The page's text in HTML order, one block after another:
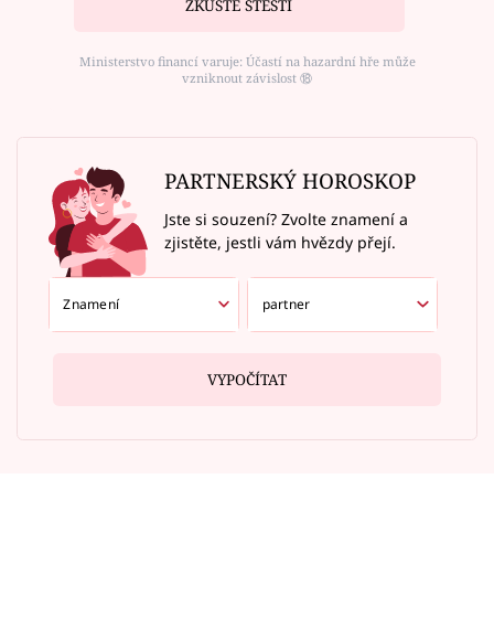
ZKUSTE ŠTĚSTÍ
Ministerstvo financí varuje: Účastí na hazardní hře může
vzniknout závislost ⑱
PARTNERSKÝ HOROSKOP
Jste si souzení? Zvolte znamení a
zjistěte, jestli vám hvězdy přejí.
VYPOČÍTAT